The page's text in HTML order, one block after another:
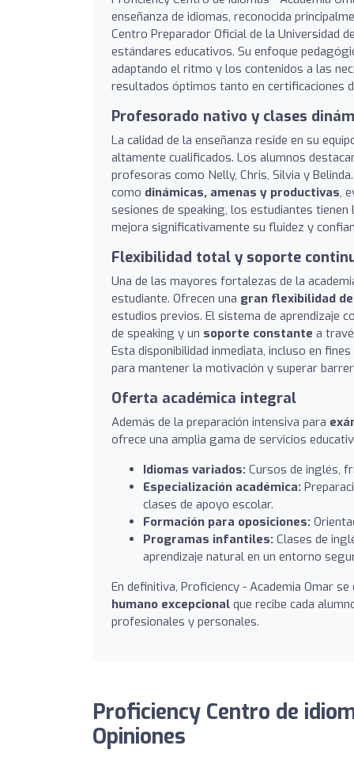
enseñanza de idiomas, reconocida
Centro Preparador Oficial de la Universidad
estándares educativos. Su enfoque
adaptando el ritmo y los contenidos a las
resultados óptimos tanto en certificaciones
Profesorado nativo y clases
La calidad de la enseñanza reside en su
altamente cualificados. Los alumnos
profesoras como Nelly, Chris, Silvia y
como dinámicas, amenas y productivas,
sesiones de speaking, los estudiantes
mejora significativamente su fluidez y
Flexibilidad total y soporte
Una de las mayores fortalezas de la
estudiante. Ofrecen una gran flexibilidad
estudios previos. El sistema de aprendizaje
de speaking y un soporte constante a
Esta disponibilidad inmediata, incluso en
para mantener la motivación y superar
Oferta académica integral
Además de la preparación intensiva para
ofrece una amplia gama de servicios
Idiomas variados: Cursos de inglés,
Especialización académica:
clases de apoyo escolar.
Formación para oposiciones:
Programas infantiles: Clases de
aprendizaje natural en un entorno
En definitiva, Proficiency - Academia Omar
humano excepcional que recibe cada
profesionales y personales.
Proficiency Centro de
Opiniones